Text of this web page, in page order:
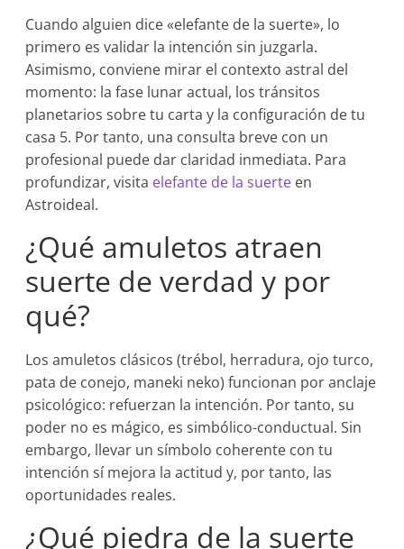
Cuando alguien dice «elefante de la suerte», lo
primero es validar la intención sin juzgarla.
Asimismo, conviene mirar el contexto astral del
momento: la fase lunar actual, los tránsitos
planetarios sobre tu carta y la configuración de tu
casa 5. Por tanto, una consulta breve con un
profesional puede dar claridad inmediata. Para
profundizar, visita elefante de la suerte en
Astroideal.
¿Qué amuletos atraen
suerte de verdad y por
qué?
Los amuletos clásicos (trébol, herradura, ojo turco,
pata de conejo, maneki neko) funcionan por anclaje
psicológico: refuerzan la intención. Por tanto, su
poder no es mágico, es simbólico-conductual. Sin
embargo, llevar un símbolo coherente con tu
intención sí mejora la actitud y, por tanto, las
oportunidades reales.
¿Qué piedra de la suerte